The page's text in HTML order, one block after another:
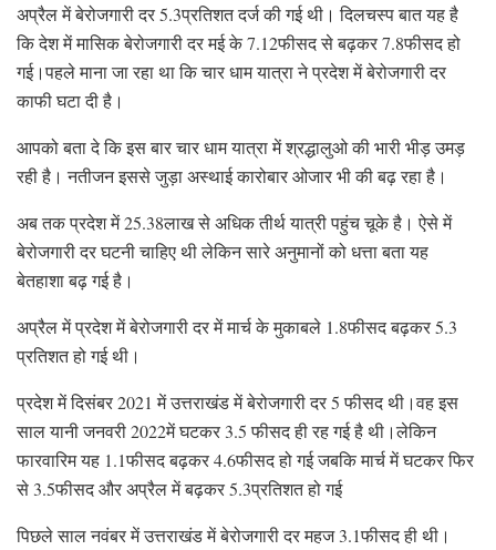
अप्रैल में बेरोजगारी दर 5.3प्रतिशत दर्ज की गई थी। दिलचस्प बात यह है
कि देश में मासिक बेरोजगारी दर मई के 7.12फीसद से बढ़कर 7.8फीसद हो
गई।पहले माना जा रहा था कि चार धाम यात्रा ने प्रदेश में बेरोजगारी दर
काफी घटा दी है।
आपको बता दे कि इस बार चार धाम यात्रा में श्रद्धालुओ की भारी भीड़ उमड़
रही है। नतीजन इससे जुड़ा अस्थाई कारोबार ओजार भी की बढ़ रहा है।
अब तक प्रदेश में 25.38लाख से अधिक तीर्थ यात्री पहुंच चूके है। ऐसे में
बेरोजगारी दर घटनी चाहिए थी लेकिन सारे अनुमानों को धत्ता बता यह
बेतहाशा बढ़ गई है।
अप्रैल में प्रदेश में बेरोजगारी दर में मार्च के मुकाबले 1.8फीसद बढ़कर 5.3
प्रतिशत हो गई थी।
प्रदेश में दिसंबर 2021 में उत्तराखंड में बेरोजगारी दर 5 फीसद थी।वह इस
साल यानी जनवरी 2022में घटकर 3.5 फीसद ही रह गई है थी।लेकिन
फारवारिम यह 1.1फीसद बढ़कर 4.6फीसद हो गई जबकि मार्च में घटकर फिर
से 3.5फीसद और अप्रैल में बढ़कर 5.3प्रतिशत हो गई
पिछले साल नवंबर में उत्तराखंड में बेरोजगारी दर महज 3.1फीसद ही थी।